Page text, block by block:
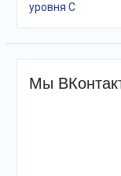
уровня С
Мы